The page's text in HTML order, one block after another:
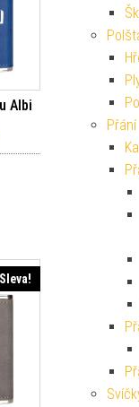
Albi
cena byla: 299 Kč.
Aktuální cena je: 269
Sleva!
Přání